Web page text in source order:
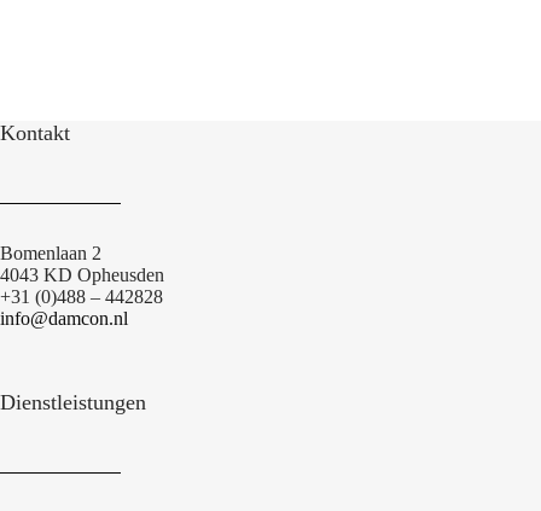
Kontakt
Bomenlaan 2
4043 KD Opheusden
+31 (0)488 – 442828
info@damcon.nl
Dienstleistungen